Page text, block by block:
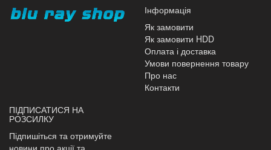
Інформація
Як замовити
Як замовити HDD
Оплата і доставка
Умови повернення товару
Про нас
Контакти
ПІДПИСАТИСЯ НА
РОЗСИЛКУ
Підпишіться та отримуйте
новини про акції та